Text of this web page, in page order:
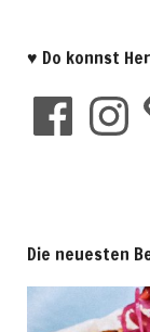
♥ Do konnst
Die neuesten